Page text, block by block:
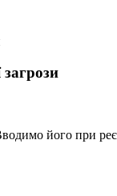
його при